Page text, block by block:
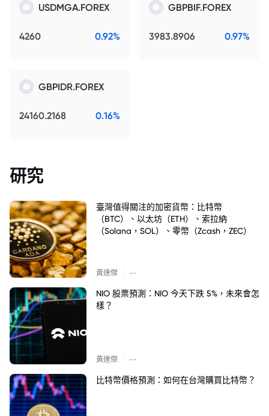
USDMGA.FOREX
4260 0.92%
GBPBIF.FOREX
3983.8906 0.97%
GBPIDR.FOREX
24160.2168 0.16%
研究
臺灣值得關注的加密貨幣：比特幣
（BTC）、以太坊（ETH）、索拉納
（Solana，SOL）、零幣（Zcash，ZEC）
黃達傑 --
NIO 股票預測：NIO 今天下跌 5%，未來會怎
樣？
黃達傑 --
比特幣價格預測：如何在台灣購買比特幣？